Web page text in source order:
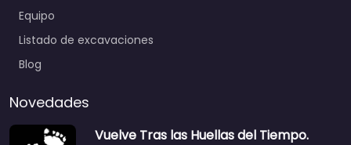
Equipo
Listado de excavaciones
Blog
Novedades
Vuelve Tras las Huellas del Tiempo.